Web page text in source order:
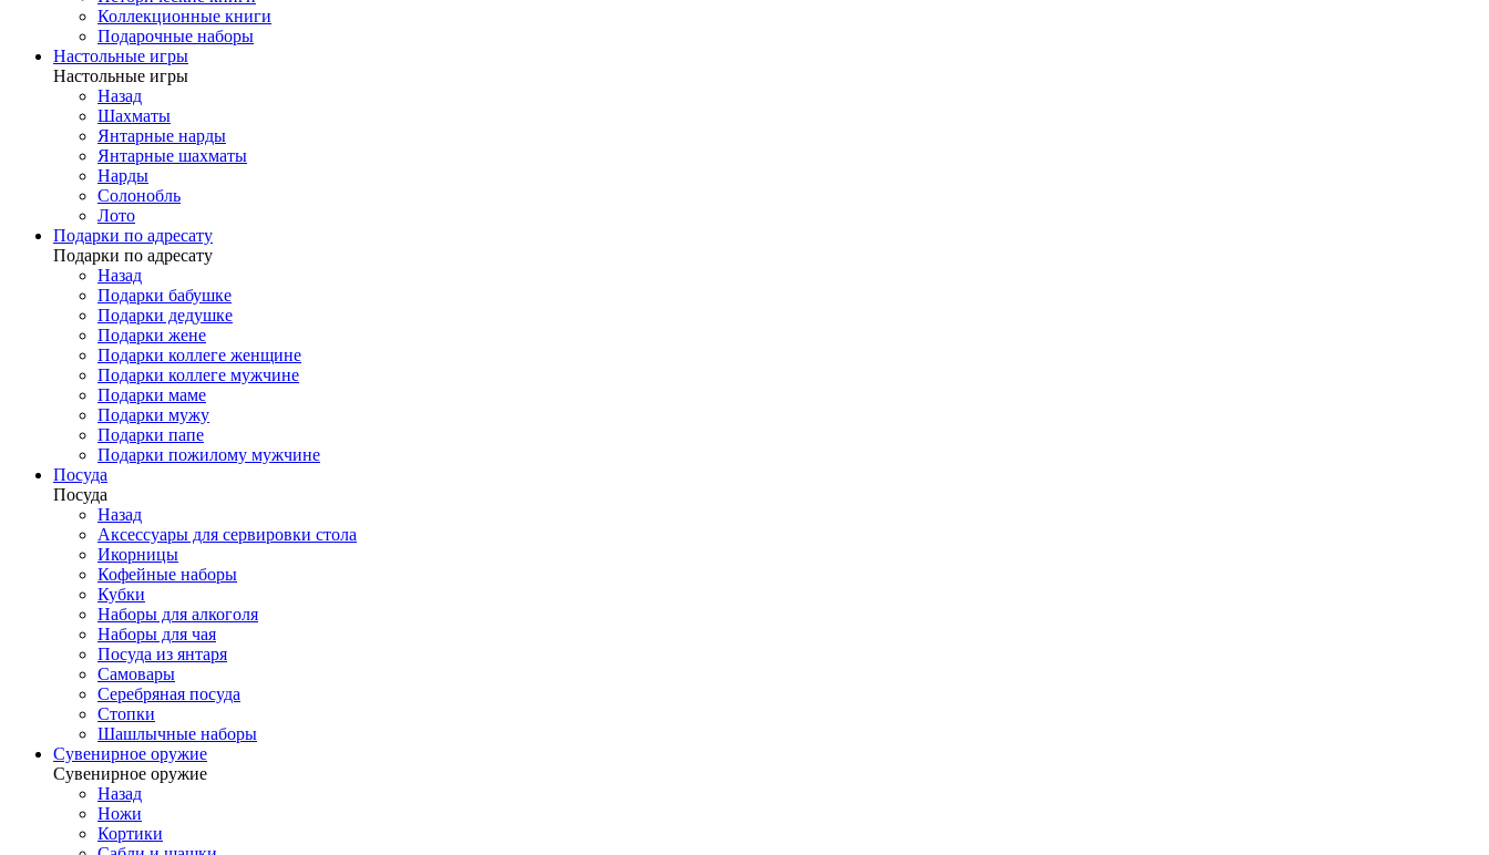
Коллекционные книги
Подарочные наборы
Настольные игры
Настольные игры
Назад
Шахматы
Янтарные нарды
Янтарные шахматы
Нарды
Солонобль
Лото
Подарки по адресату
Подарки по адресату
Назад
Подарки бабушке
Подарки дедушке
Подарки жене
Подарки коллеге женщине
Подарки коллеге мужчине
Подарки маме
Подарки мужу
Подарки папе
Подарки пожилому мужчине
Посуда
Посуда
Назад
Аксессуары для сервировки стола
Икорницы
Кофейные наборы
Кубки
Наборы для алкоголя
Наборы для чая
Посуда из янтаря
Самовары
Серебряная посуда
Стопки
Шашлычные наборы
Сувенирное оружие
Сувенирное оружие
Назад
Ножи
Кортики